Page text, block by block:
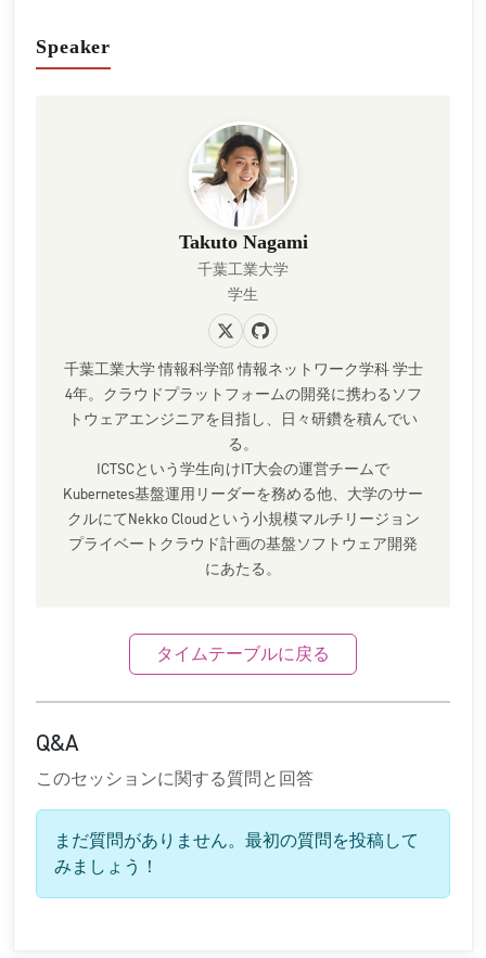
Speaker
Takuto Nagami
千葉工業大学
学生
千葉工業大学 情報科学部 情報ネットワーク学科 学士
4年。クラウドプラットフォームの開発に携わるソフ
トウェアエンジニアを目指し、日々研鑽を積んでい
る。
ICTSCという学生向けIT大会の運営チームで
Kubernetes基盤運用リーダーを務める他、大学のサー
クルにてNekko Cloudという小規模マルチリージョン
プライベートクラウド計画の基盤ソフトウェア開発
にあたる。
タイムテーブルに戻る
Q&A
このセッションに関する質問と回答
まだ質問がありません。最初の質問を投稿して
みましょう！